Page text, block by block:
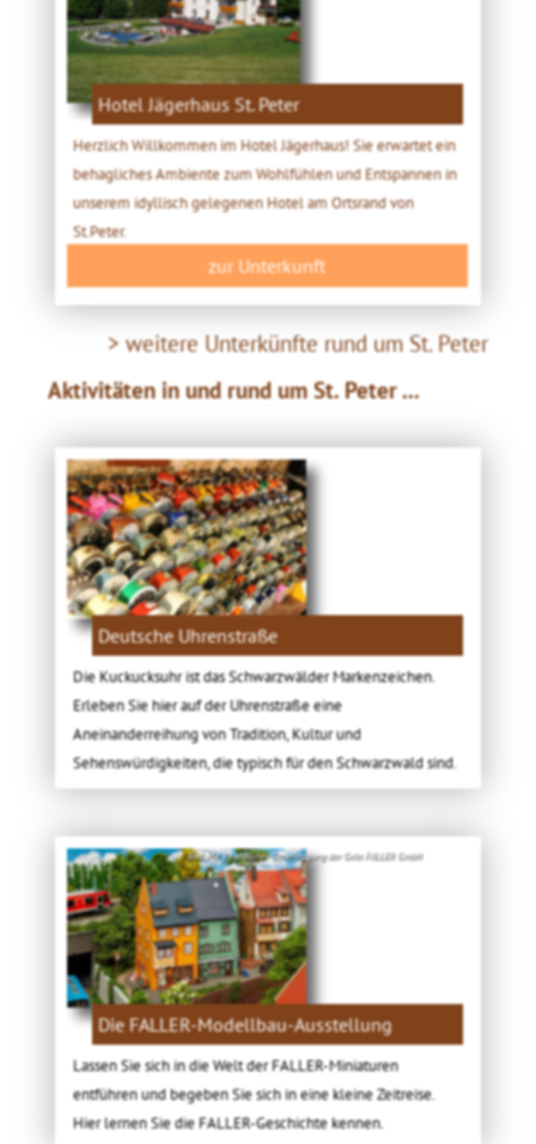
Hotel Jägerhaus St. Peter
Herzlich Willkommen im Hotel Jägerhaus! Sie erwartet ein
behagliches Ambiente zum Wohlfühlen und Entspannen in
unserem idyllisch gelegenen Hotel am Ortsrand von
St.Peter.
zur Unterkunft
> weitere Unterkünfte rund um St. Peter
Aktivitäten in und rund um St. Peter ...
Deutsche Uhrenstraße
Die Kuckucksuhr ist das Schwarzwälder Markenzeichen.
Erleben Sie hier auf der Uhrenstraße eine
Aneinanderreihung von Tradition, Kultur und
Sehenswürdigkeiten, die typisch für den Schwarzwald sind.
Bild: Mit freundlicher Genehmigung der Gebr. FALLER GmbH
Die FALLER-Modellbau-Ausstellung
Lassen Sie sich in die Welt der FALLER-Miniaturen
entführen und begeben Sie sich in eine kleine Zeitreise.
Hier lernen Sie die FALLER-Geschichte kennen.